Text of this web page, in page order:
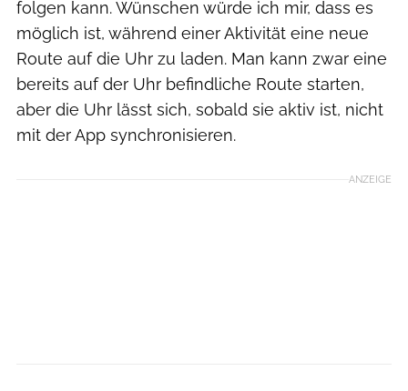
folgen kann. Wünschen würde ich mir, dass es
möglich ist, während einer Aktivität eine neue
Route auf die Uhr zu laden. Man kann zwar eine
bereits auf der Uhr befindliche Route starten,
aber die Uhr lässt sich, sobald sie aktiv ist, nicht
mit der App synchronisieren.
ANZEIGE